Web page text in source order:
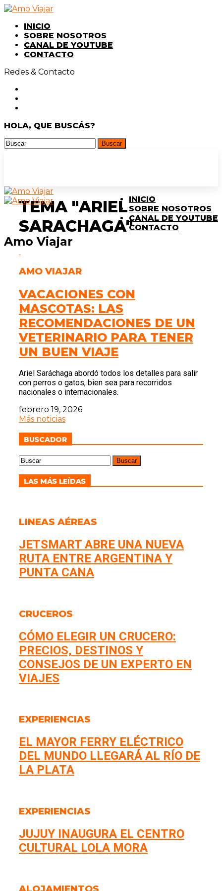
INICIO
SOBRE NOSOTROS
CANAL DE YOUTUBE
CONTACTO
Redes & Contacto
HOLA, QUE BUSCÁS?
Amo Viajar
INICIO
SOBRE NOSOTROS
CANAL DE YOUTUBE
CONTACTO
TEMA "ARIEL
SARACHAGA"
AMO VIAJAR
VACACIONES CON
MASCOTAS: LAS
RECOMENDACIONES DE UN
VETERINARIO PARA TENER
UN BUEN VIAJE
Ariel Saráchaga abordó todos los detalles para salir
con perros o gatos, bien sea para recorridos
nacionales o internacionales.
febrero 19, 2026
Más noticias
BUSCADOR
LAS MÁS LEÍDAS
LINEAS AÉREAS
JETSMART ABRE UNA NUEVA
RUTA ENTRE ARGENTINA Y
PUNTA CANA
CRUCEROS
CÓMO ELEGIR UN CRUCERO:
PRECIOS, DESTINOS Y
CONSEJOS DE UN EXPERTO EN
VIAJES
EXPERIENCIAS
EL MAYOR FERRY ELÉCTRICO
DEL MUNDO LLEGARÁ AL RÍO DE
LA PLATA
EXPERIENCIAS
JUJUY INAUGURA EL CENTRO
CULTURAL LOLA MORA